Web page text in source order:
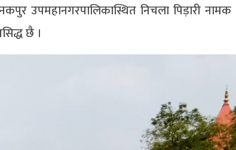
उपमहानगरपालिकास्थित निचला पिड़ारी
छै ।